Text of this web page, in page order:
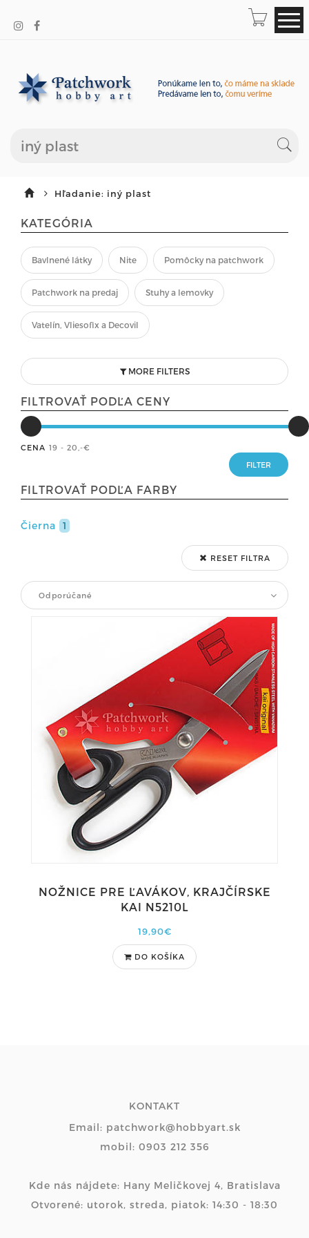
Hľadanie: iný plast
KATEGÓRIA
Bavlnené látky Nite Pomôcky na patchwork
Patchwork na predaj Stuhy a lemovky
Vatelín, Vliesofix a Decovil
MORE FILTERS
FILTROVAŤ PODĽA CENY
CENA 19 - 20 ,-€
FILTROVAŤ PODĽA FARBY
Čierna 1
RESET FILTRA
Odporúčané
NOŽNICE PRE ĽAVÁKOV, KRAJČÍRSKE
KAI N5210L
19,90€
DO KOŠÍKA
KONTAKT
Email: patchwork@hobbyart.sk
mobil: 0903 212 356
Kde nás nájdete: Hany Meličkovej 4, Bratislava
Otvorené: utorok, streda, piatok: 14:30 - 18:30